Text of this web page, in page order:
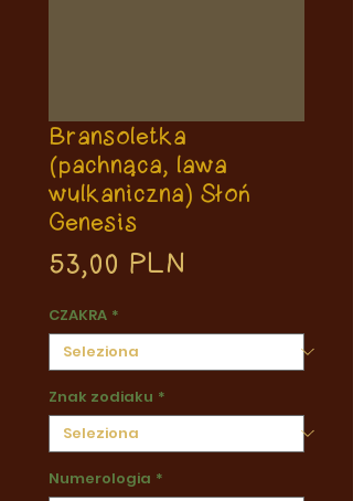
Bransoletka
(pachnąca, lawa
wulkaniczna) Słoń
Genesis
53,00 PLN
CZAKRA *
Znak zodiaku *
Numerologia *